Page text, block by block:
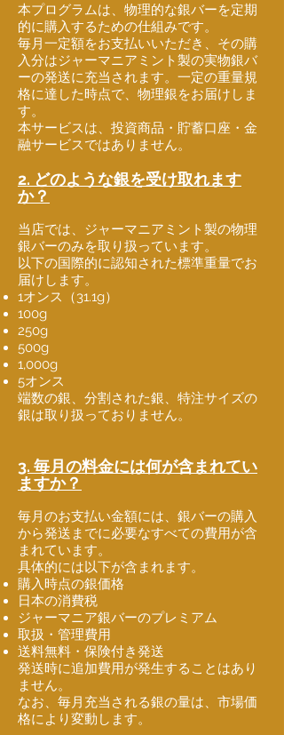
本プログラムは、物理的な銀バーを定期
的に購入するための仕組みです。
毎月一定額をお支払いいただき、その購
入分はジャーマニアミント製の実物銀バ
ーの発送に充当されます。一定の重量規
格に達した時点で、物理銀をお届けしま
す。
本サービスは、投資商品・貯蓄口座・金
融サービスではありません。
2. どのような銀を受け取れます
か？
当店では、ジャーマニアミント製の物理
銀バーのみを取り扱っています。
以下の国際的に認知された標準重量でお
届けします。
1オンス（31.1g）
100g
250g
500g
1,000g
5オンス
端数の銀、分割された銀、特注サイズの
銀は取り扱っておりません。
3. 毎月の料金には何が含まれてい
ますか？
毎月のお支払い金額には、銀バーの購入
から発送までに必要なすべての費用が含
まれています。
具体的には以下が含まれます。
購入時点の銀価格
日本の消費税
ジャーマニア銀バーのプレミアム
取扱・管理費用
送料無料・保険付き発送
発送時に追加費用が発生することはあり
ません。
なお、毎月充当される銀の量は、市場価
格により変動します。